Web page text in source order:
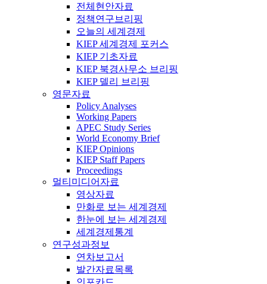
전체현안자료
정책연구브리핑
오늘의 세계경제
KIEP 세계경제 포커스
KIEP 기초자료
KIEP 북경사무소 브리핑
KIEP 델리 브리핑
영문자료
Policy Analyses
Working Papers
APEC Study Series
World Economy Brief
KIEP Opinions
KIEP Staff Papers
Proceedings
멀티미디어자료
영상자료
만화로 보는 세계경제
한눈에 보는 세계경제
세계경제통계
연구성과정보
연차보고서
발간자료목록
인포카드